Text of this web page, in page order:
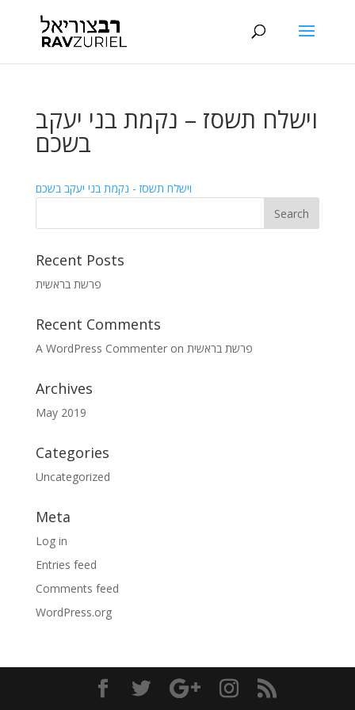
וישלח תשסז – נקמת בני יעקב
בשכם
וישלח תשסז - נקמת בני יעקב בשכם
Recent Posts
פרשת בראשית
Recent Comments
A WordPress Commenteron פרשת בראשית
Archives
May 2019
Categories
Uncategorized
Meta
Log in
Entries feed
Comments feed
WordPress.org